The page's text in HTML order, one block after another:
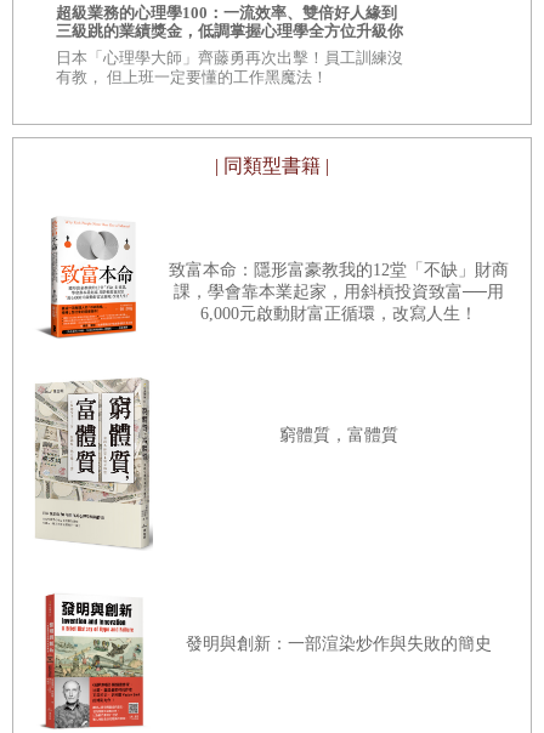
｜永遠的原物料：黃金、鉛、鉬
｜珍稀原物料：白金、稀土
第6章 製造
6.1｜打造我們熟知的世界
6.2｜現在的地圖
6.4｜製造一個新世界
第7章 農業
7.1 ｜事關重大
7.3 ｜逃避或接受最壞的情況
7.4｜緩解饑荒
7.5｜擴大飲食，縮小飲食
快。而且在近幾十年，改變和成就的步伐還進一步加快。我
們在短短十五年內看到超過三十款愈來愈精密的iPhone手機
推出。我們正以十倍於改用傳統內燃機引擎的速度，大規模
地轉型到電動汽車。我寫作本書的筆記型電腦配備的記憶
體，大於一九六○年代末全世界所有電腦的記憶體總和。在
在好到太愚蠢了。）
不只是產品、速度和金錢，人類的生活水準也提高了。在過
少，使死於這些原因的世界人口比率下降，創下有史以來的
紀錄。從歷史觀點看，我們正生活在太富裕與和平的尷尬
（embarrassment of riches and peace）中。所有這些演進都
有緊密交織的關係，彼此密不可分。但有一個簡單的事實往
往被忽略。
它們是人為的。我們一直生活在一個完美的時刻。
而它正在逝去。
超級業務的心理學100：一流效率、雙倍好人緣到
三級跳的業績獎金，低調掌握心理學全方位升級你
的競爭力
日本「心理學大師」齊藤勇再次出擊！員工訓練沒
有教， 但上班一定要懂的工作黑魔法！
| 同類型書籍 |
致富本命：隱形富豪教我的12堂「不缺」財商
課，學會靠本業起家，用斜槓投資致富──用
6,000元啟動財富正循環，改寫人生！
窮體質，富體質
發明與創新：一部渲染炒作與失敗的簡史